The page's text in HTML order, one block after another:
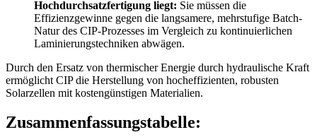
Hochdurchsatzfertigung liegt: Sie müssen die
Effizienzgewinne gegen die langsamere, mehrstufige Batch-
Natur des CIP-Prozesses im Vergleich zu kontinuierlichen
Laminierungstechniken abwägen.
Durch den Ersatz von thermischer Energie durch hydraulische Kraft
ermöglicht CIP die Herstellung von hocheffizienten, robusten
Solarzellen mit kostengünstigen Materialien.
Zusammenfassungstabelle: